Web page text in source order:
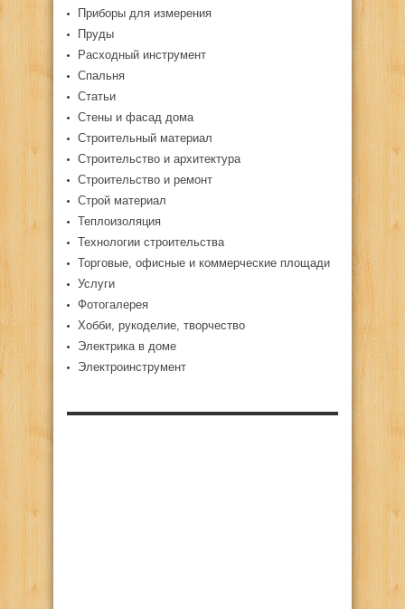
Приборы для измерения
Пруды
Расходный инструмент
Спальня
Статьи
Стены и фасад дома
Строительный материал
Строительство и архитектура
Строительство и ремонт
Строй материал
Теплоизоляция
Технологии строительства
Торговые, офисные и коммерческие площади
Услуги
Фотогалерея
Хобби, рукоделие, творчество
Электрика в доме
Электроинструмент